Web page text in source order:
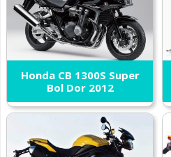
Honda CB 1300S Super
Bol Dor 2012